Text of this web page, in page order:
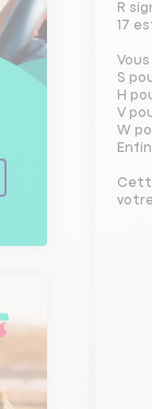
R
17
S
H
V
W